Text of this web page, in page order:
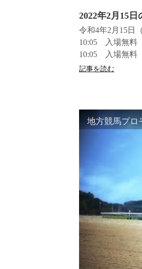
2022年2月15
令和4年2月15日
10:05 入場無料
10:05 入場無料
記事を読む
地方競馬プロ